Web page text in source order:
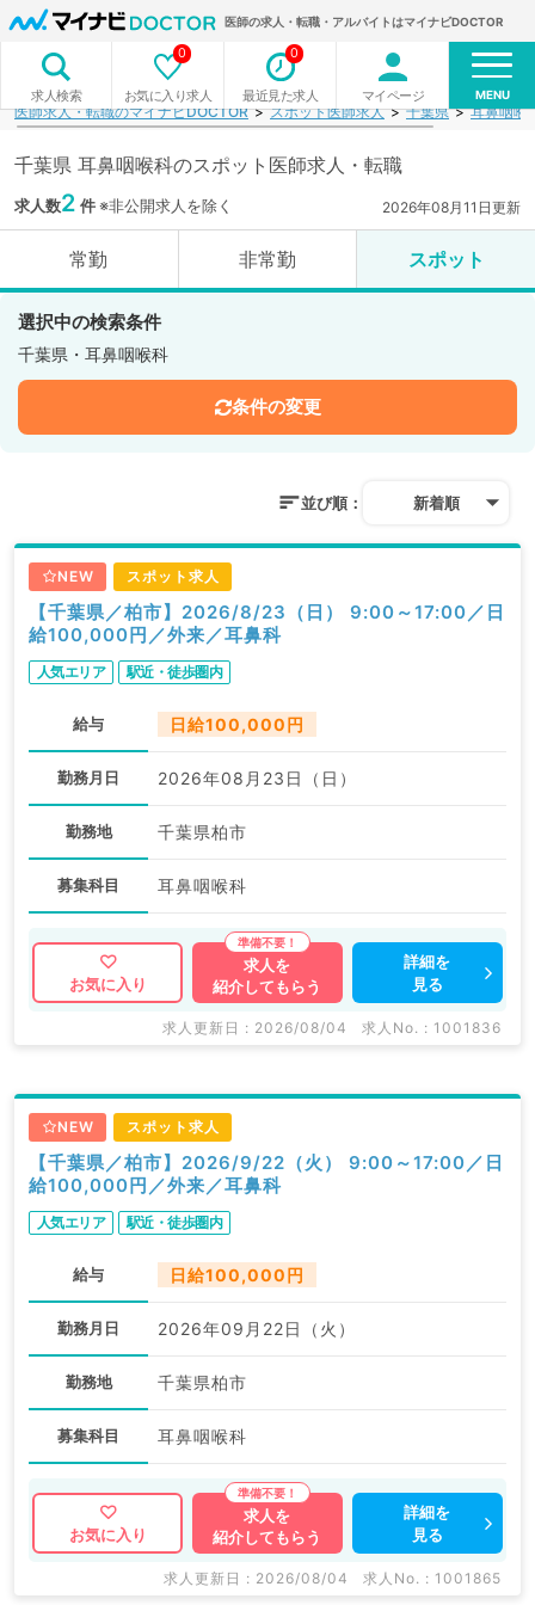
医師の求人・転職・アルバイトはマイナビDOCTOR
求人検索 お気に入り求人
0
最近見た求人
0
マイページ MENU
医師求人・転職のマイナビDOCTOR スポット医師求人 千葉県 耳鼻咽喉
千葉県 耳鼻咽喉科のスポット医師求人・転職
求人数2 件※非公開求人を除く 2026年08月11日更新
常勤 非常勤 スポット
選択中の検索条件
千葉県・耳鼻咽喉科
条件の変更
並び順： 新着順
NEW スポット求人
【千葉県／柏市】2026/8/23（日） 9:00～17:00／日
給100,000円／外来／耳鼻科
人気エリア 駅近・徒歩圏内
給与 日給100,000円
勤務月日 2026年08月23日（日）
勤務地 千葉県柏市
募集科目 耳鼻咽喉科
お気に入り
求人を
紹介してもらう
詳細を
見る
求人更新日 : 2026/08/04 求人No. : 1001836
NEW スポット求人
【千葉県／柏市】2026/9/22（火） 9:00～17:00／日
給100,000円／外来／耳鼻科
人気エリア 駅近・徒歩圏内
給与 日給100,000円
勤務月日 2026年09月22日（火）
勤務地 千葉県柏市
募集科目 耳鼻咽喉科
お気に入り
求人を
紹介してもらう
詳細を
見る
求人更新日 : 2026/08/04 求人No. : 1001865